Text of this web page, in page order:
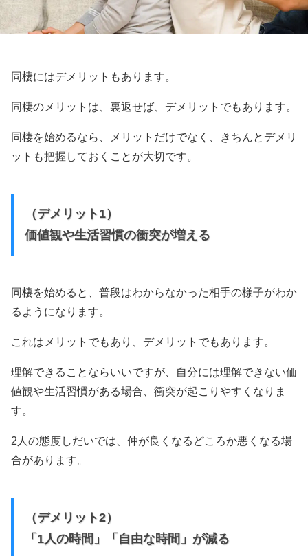
同棲にはデメリットもあります。
同棲のメリットは、裏返せば、デメリットでもあります。
同棲を始めるなら、メリットだけでなく、きちんとデメリ
ットも把握しておくことが大切です。
（デメリット1）
価値観や生活習慣の衝突が増える
同棲を始めると、普段はわからなかった相手の様子がわか
るようになります。
これはメリットでもあり、デメリットでもあります。
理解できることならいいですが、自分には理解できない価
値観や生活習慣がある場合、衝突が起こりやすくなりま
す。
2人の態度しだいでは、仲が良くなるどころか悪くなる場
合があります。
（デメリット2）
「1人の時間」「自由な時間」が減る